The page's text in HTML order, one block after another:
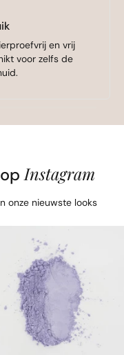
en vrij
voor zelfs de
opInstagram
onze nieuwste looks